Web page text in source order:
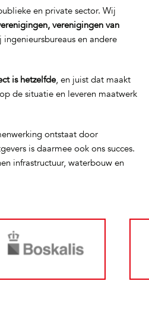
en private sector. Wij
verenigingen van
en andere
is hetzelfde, en juist dat maakt
de situatie en leveren maatwerk
ontstaat door
is daarmee ook ons succes.
infrastructuur, waterbouw en